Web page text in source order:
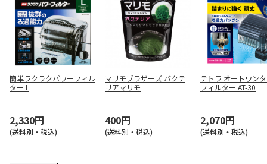
簡単ラクラクパワーフィル
ター L
2,330円
(送料別・税込)
マリモブラザーズ バクテ
リアマリモ
400円
(送料別・税込)
テトラ オートワン
フィルター AT-30
2,070円
(送料別・税込)